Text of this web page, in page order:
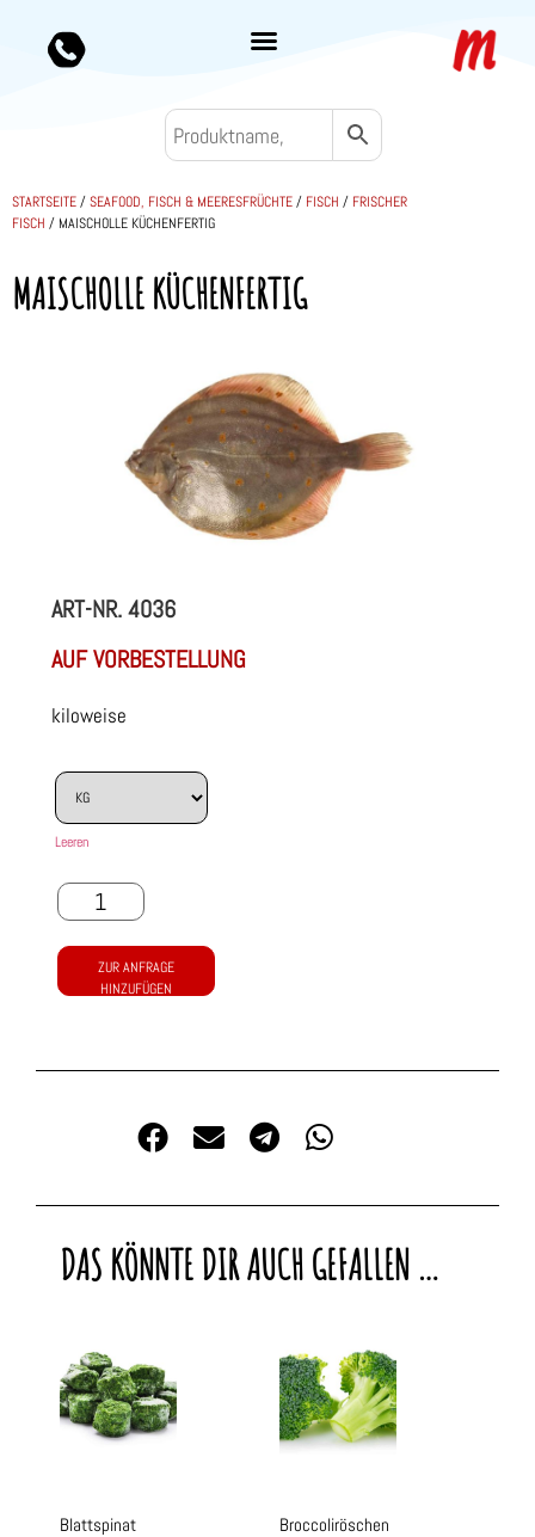
STARTSEITE/SEAFOOD, FISCH & MEERESFRÜCHTE/ FISCH / FRISCHER
FISCH / MAISCHOLLE KÜCHENFERTIG
MAISCHOLLE KÜCHENFERTIG
ART-NR.4036
AUF VORBESTELLUNG
kiloweise
Leeren
ZUR ANFRAGE
HINZUFÜGEN
DAS KÖNNTE DIR AUCH GEFALLEN …
Blattspinat
Broccoliröschen